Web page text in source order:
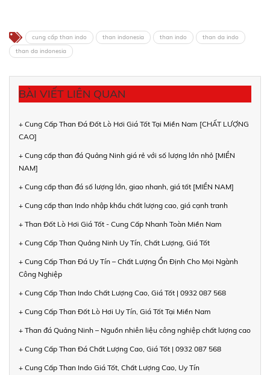
cung cấp than indo than indonesia than indo
than da indo
than da indonesia
BÀI VIẾT LIÊN QUAN
+ Cung Cấp Than Đá Đốt Lò Hơi Giá Tốt Tại Miền Nam [CHẤT LƯỢNG
CAO]
+ Cung cấp than đá Quảng Ninh giá rẻ với số lượng lớn nhỏ [MIỀN
NAM]
+ Cung cấp than đá số lượng lớn, giao nhanh, giá tốt [MIỀN NAM]
+ Cung cấp than Indo nhập khẩu chất lượng cao, giá cạnh tranh
+ Than Đốt Lò Hơi Giá Tốt - Cung Cấp Nhanh Toàn Miền Nam
+ Cung Cấp Than Quảng Ninh Uy Tín, Chất Lượng, Giá Tốt
+ Cung Cấp Than Đá Uy Tín – Chất Lượng Ổn Định Cho Mọi Ngành
Công Nghiệp
+ Cung Cấp Than Indo Chất Lượng Cao, Giá Tốt | 0932 087 568
+ Cung Cấp Than Đốt Lò Hơi Uy Tín, Giá Tốt Tại Miền Nam
+ Than đá Quảng Ninh – Nguồn nhiên liệu công nghiệp chất lượng cao
+ Cung Cấp Than Đá Chất Lượng Cao, Giá Tốt | 0932 087 568
+ Cung Cấp Than Indo Giá Tốt, Chất Lượng Cao, Uy Tín